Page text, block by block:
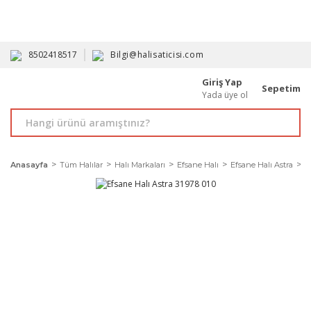
8502418517 Bilgi@halisaticisi.com
Giriş Yap
Yada üye ol
Sepetim
Anasayfa Tüm Halılar Halı Markaları Efsane Halı Efsane Halı Astra